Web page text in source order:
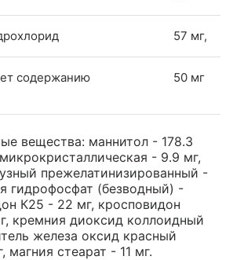
57 мг,
содержанию
50 мг
вещества: маннитол - 178.3
- 9.9 мг,
прежелатинизированный -
гидрофосфат (безводный) -
К25 - 22 мг, кросповидон
кремния диоксид коллоидный
железа оксид красный
магния стеарат - 11 мг.